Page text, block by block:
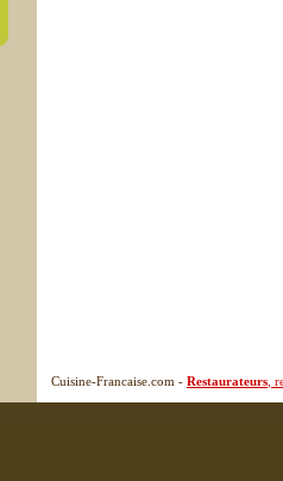
Cuisine-Francaise.com - Restaurateurs ,